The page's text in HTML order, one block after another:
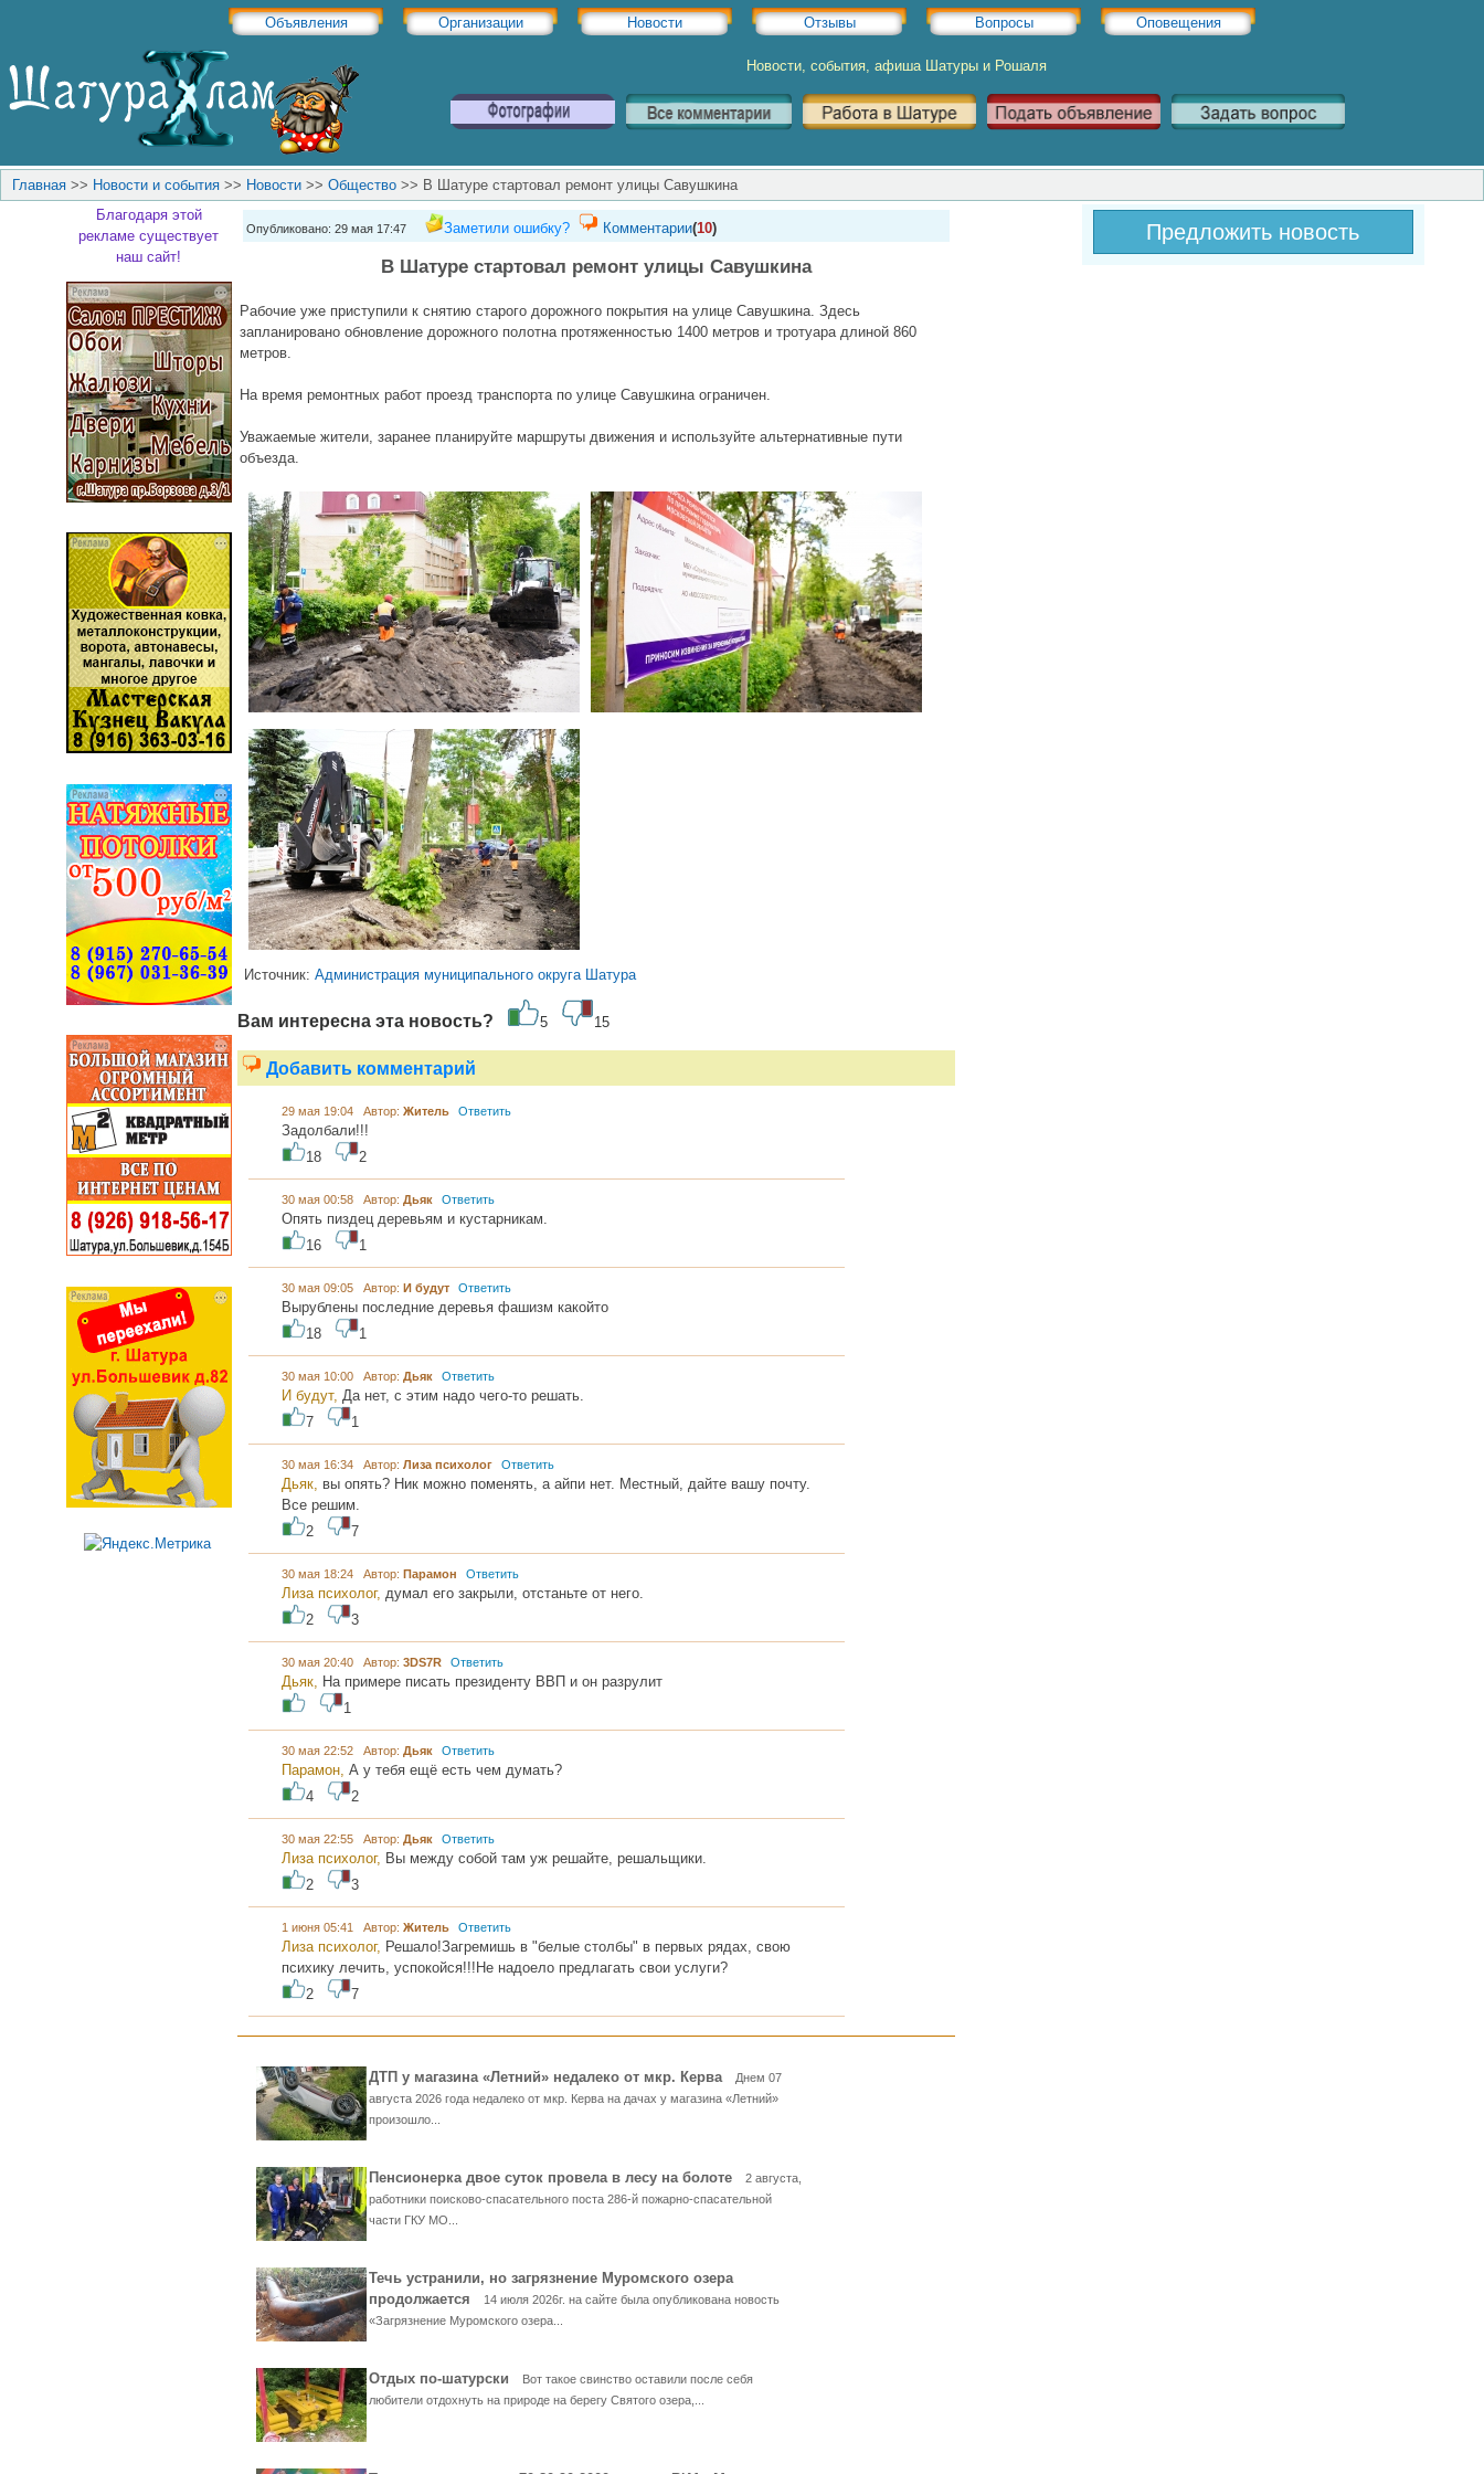
Объявления Организации Новости Отзывы Вопросы Оповещения
Новости, события, афиша Шатуры и Рошаля
Главная >> Новости и события >> Новости >> Общество >> В Шатуре стартовал ремонт улицы Савушкина
Благодаря этой
рекламе существует
наш сайт!
Опубликовано: 29 мая 17:47 Заметили ошибку? Комментарии(10)
В Шатуре стартовал ремонт улицы Савушкина
Рабочие уже приступили к снятию старого дорожного покрытия на улице Савушкина. Здесь
запланировано обновление дорожного полотна протяженностью 1400 метров и тротуара длиной 860
метров.
На время ремонтных работ проезд транспорта по улице Савушкина ограничен.
Уважаемые жители, заранее планируйте маршруты движения и используйте альтернативные пути
объезда.
Источник: Администрация муниципального округа Шатура
Вам интересна эта новость? 5 15
Добавить комментарий
29 мая 19:04 Автор: Житель Ответить
Задолбали!!!
18
2
30 мая 00:58 Автор: Дьяк Ответить
Опять пиздец деревьям и кустарникам.
16
1
30 мая 09:05 Автор: И будут Ответить
Вырублены последние деревья фашизм какойто
18
1
30 мая 10:00 Автор: Дьяк Ответить
И будут, Да нет, с этим надо чего-то решать.
7
1
30 мая 16:34 Автор: Лиза психолог Ответить
Дьяк, вы опять? Ник можно поменять, а айпи нет. Местный, дайте вашу почту.
Все решим.
2
7
30 мая 18:24 Автор: Парамон Ответить
Лиза психолог, думал его закрыли, отстаньте от него.
2
3
30 мая 20:40 Автор: 3DS7R Ответить
Дьяк, На примере писать президенту ВВП и он разрулит
1
30 мая 22:52 Автор: Дьяк Ответить
Парамон, А у тебя ещё есть чем думать?
4
2
30 мая 22:55 Автор: Дьяк Ответить
Лиза психолог, Вы между собой там уж решайте, решальщики.
2
3
1 июня 05:41 Автор: Житель Ответить
Лиза психолог, Решало!Загремишь в "белые столбы" в первых рядах, свою
психику лечить, успокойся!!!Не надоело предлагать свои услуги?
2
7
ДТП у магазина «Летний» недалеко от мкр. Керва
Днем 07
августа 2026 года недалеко от мкр. Керва на дачах у магазина «Летний»
произошло...
Пенсионерка двое суток провела в лесу на болоте
2 августа,
работники поисково-спасательного поста 286-й пожарно-спасательной
части ГКУ МО...
Течь устранили, но загрязнение Муромского озера
продолжается
14 июля 2026г. на сайте была опубликована новость
«Загрязнение Муромского озера...
Отдых по-шатурски
Вот такое свинство оставили после себя
любители отдохнуть на природе на берегу Святого озера,...
Предложить новость